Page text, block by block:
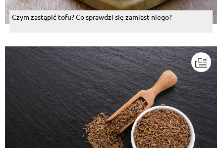
Czym zastąpić tofu? Co sprawdzi się zamiast niego?